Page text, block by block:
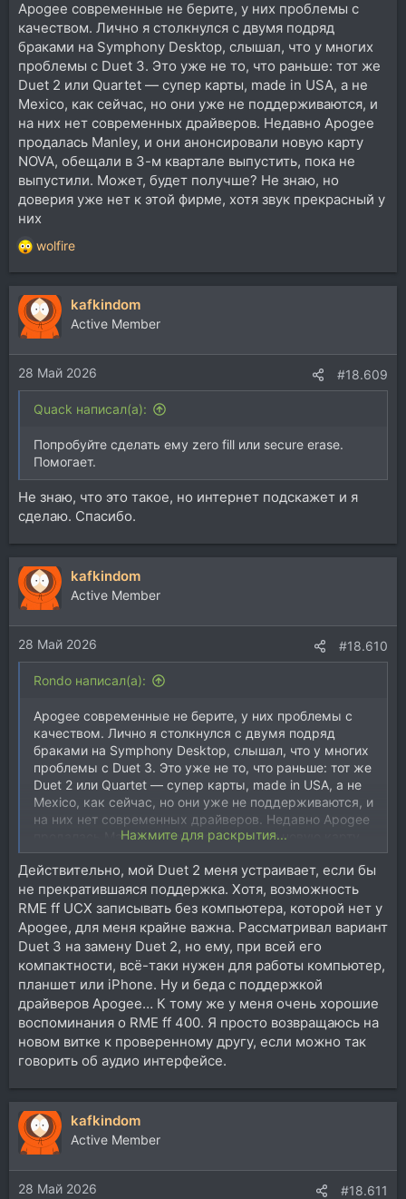
Apogee современные не берите, у них проблемы с
качеством. Лично я столкнулся с двумя подряд
браками на Symphony Desktop, слышал, что у многих
проблемы с Duet 3. Это уже не то, что раньше: тот же
Duet 2 или Quartet — супер карты, made in USA, а не
Mexico, как сейчас, но они уже не поддерживаются, и
на них нет современных драйверов. Недавно Apogee
продалась Manley, и они анонсировали новую карту
NOVA, обещали в 3-м квартале выпустить, пока не
выпустили. Может, будет получше? Не знаю, но
доверия уже нет к этой фирме, хотя звук прекрасный у
них
Р
е
а
к
ц
и
и
:
wolfire
kafkindom
Active Member
28 Май 2026 #18.609
Quack написал(а):
Попробуйте сделать ему zero fill или secure erase.
Помогает.
Не знаю, что это такое, но интернет подскажет и я
сделаю. Спасибо.
kafkindom
Active Member
28 Май 2026 #18.610
Rondo написал(а):
Apogee современные не берите, у них проблемы с
качеством. Лично я столкнулся с двумя подряд
браками на Symphony Desktop, слышал, что у многих
проблемы с Duet 3. Это уже не то, что раньше: тот же
Duet 2 или Quartet — супер карты, made in USA, а не
Mexico, как сейчас, но они уже не поддерживаются, и
на них нет современных драйверов. Недавно Apogee
продалась Manley, и они анонсировали новую карту
NOVA, обещали в 3-м квартале выпустить, пока не
выпустили. Может, будет получше? Не знаю, но
доверия уже нет к этой фирме, хотя звук прекрасный
у них
Нажмите для раскрытия...
Действительно, мой Duet 2 меня устраивает, если бы
не прекратившаяся поддержка. Хотя, возможность
RME ff UCX записывать без компьютера, которой нет у
Аpogee, для меня крайне важна. Рассматривал вариант
Duet 3 на замену Duet 2, но ему, при всей его
компактности, всё-таки нужен для работы компьютер,
планшет или iPhone. Ну и беда с поддержкой
драйверов Apogee… К тому же у меня очень хорошие
воспоминания о RME ff 400. Я просто возвращаюсь на
новом витке к проверенному другу, если можно так
говорить об аудио интерфейсе.
kafkindom
Active Member
28 Май 2026 #18.611